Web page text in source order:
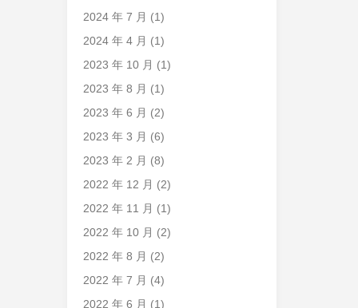
2024 年 7 月 (1)
2024 年 4 月 (1)
2023 年 10 月 (1)
2023 年 8 月 (1)
2023 年 6 月 (2)
2023 年 3 月 (6)
2023 年 2 月 (8)
2022 年 12 月 (2)
2022 年 11 月 (1)
2022 年 10 月 (2)
2022 年 8 月 (2)
2022 年 7 月 (4)
2022 年 6 月 (1)